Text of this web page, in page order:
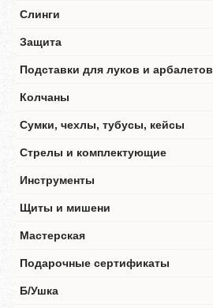
Слинги
Защита
Подставки для луков и арбалетов
Колчаны
Сумки, чехлы, тубусы, кейсы
Стрелы и комплектующие
Инструменты
Щиты и мишени
Мастерская
Подарочные сертификаты
Б/Ушка